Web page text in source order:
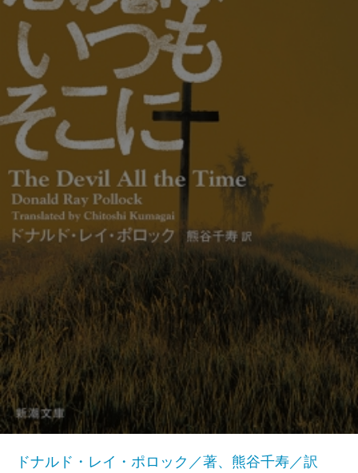
ドナルド・レイ・ポロック／著、熊谷千寿／訳